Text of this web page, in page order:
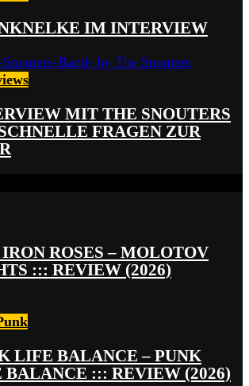
IM INTERVIEW
MIT THE SNOUTERS
FRAGEN ZUR
ROSES – MOLOTOV
::: REVIEW (2026)
LIFE BALANCE – PUNK
BALANCE ::: REVIEW (2026)